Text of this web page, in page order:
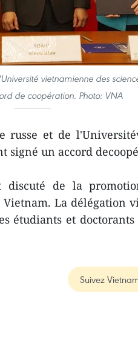
vietnamienne des
de coopération. Photo: VNA
russe et de
signé un accord
de la
La délégation
étudiants et
Suivez